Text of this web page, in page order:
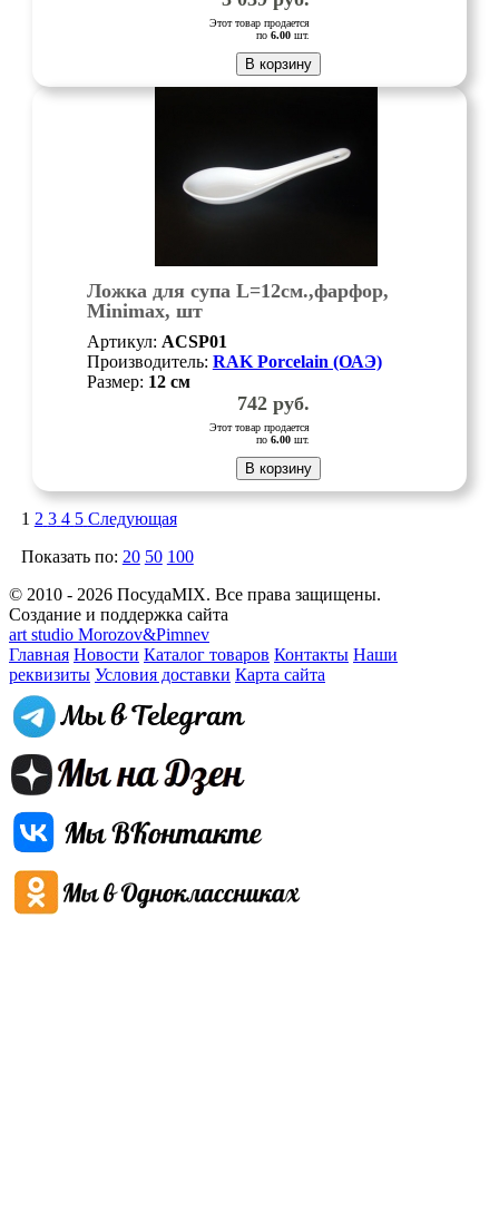
Этот товар продается
по 6.00шт.
В корзину
Ложка для супа L=12см.,фарфор,
Minimax, шт
Артикул: ACSP01
Производитель: RAK Porcelain (ОАЭ)
Размер: 12см
742руб.
Этот товар продается
по 6.00шт.
В корзину
1 2 3 4 5 Следующая
Показать по: 20 50 100
© 2010 - 2026 ПосудаMIX. Все права защищены.
Создание и поддержка сайта
art studio Morozov&Pimnev
Главная Новости Каталог товаров Контакты Наши
реквизиты Условия доставки Карта сайта